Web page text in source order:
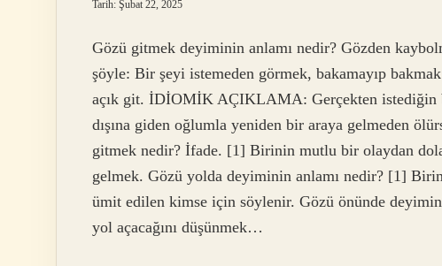
Tarih: Şubat 22, 2025
Gözü gitmek deyiminin anlamı nedir? Gözden
şöyle: Bir şeyi istemeden görmek, bakamayıp
açık git. İDİOMİK AÇIKLAMA: Gerçekten istediğin
dışına giden oğlumla yeniden bir araya gelmeden
gitmek nedir? İfade. [1] Birinin mutlu bir olaydan
gelmek. Gözü yolda deyiminin anlamı nedir? [1]
ümit edilen kimse için söylenir. Gözü önünde
yol açacağını düşünmek…